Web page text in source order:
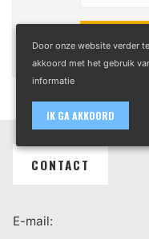
CONTACT
E-mail:
Door onze website verder
akkoord met het gebruik
informatie
IK GA AKKOORD